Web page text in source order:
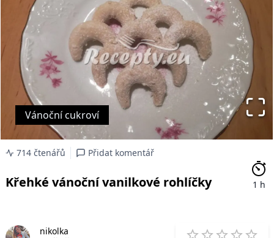
Vánoční cukroví
714 čtenářů Přidat komentář
Křehké vánoční vanilkové rohlíčky 1 h
nikolka